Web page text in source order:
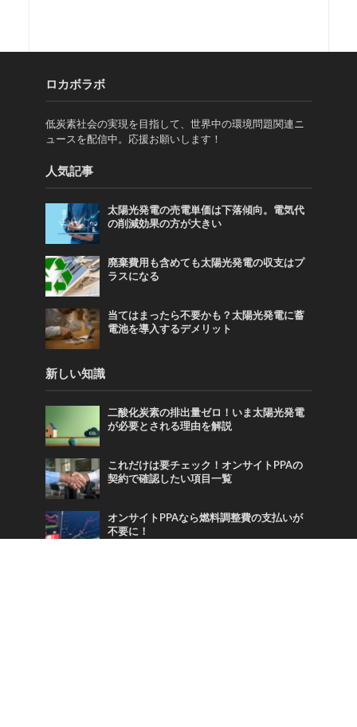
ロカボラボ
低炭素社会の実現を目指して、世界中の環境問題関連ニ
ュースを配信中。応援お願いします！
人気記事
太陽光発電の売電単価は下落傾向。電気代
の削減効果の方が大きい
廃棄費用も含めても太陽光発電の収支はプ
ラスになる
当てはまったら不要かも？太陽光発電に蓄
電池を導入するデメリット
新しい知識
二酸化炭素の排出量ゼロ！いま太陽光発電
が必要とされる理由を解説
これだけは要チェック！オンサイトPPAの
契約で確認したい項目一覧
オンサイトPPAなら燃料調整費の支払いが
不要に！